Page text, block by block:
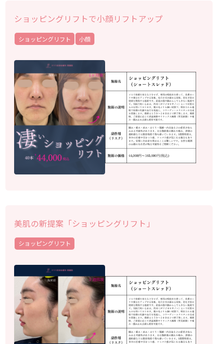
ショッピングリフトで小顔リフトアップ
ショッピングリフト 小顔
美肌の新提案「ショッピングリフト」
ショッピングリフト